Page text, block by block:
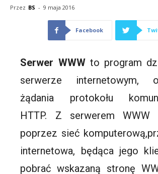
Przez BS - 9 maja 2016
Facebook
Serwer WWWto program
serwerze internetowym,
żądania protokołu
HTTP. Z serwerem WWW
poprzez sieć
internetowa, będąca jego
pobrać wskazaną stronę